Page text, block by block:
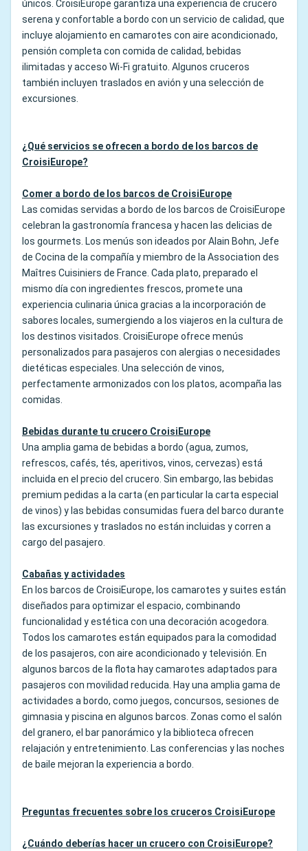
únicos. CroisiEurope garantiza una experiencia de crucero
serena y confortable a bordo con un servicio de calidad, que
incluye alojamiento en camarotes con aire acondicionado,
pensión completa con comida de calidad, bebidas
ilimitadas y acceso Wi-Fi gratuito. Algunos cruceros
también incluyen traslados en avión y una selección de
excursiones.
¿Qué servicios se ofrecen a bordo de los barcos de
CroisiEurope?
Comer a bordo de los barcos de CroisiEurope
Las comidas servidas a bordo de los barcos de CroisiEurope
celebran la gastronomía francesa y hacen las delicias de
los gourmets. Los menús son ideados por Alain Bohn, Jefe
de Cocina de la compañía y miembro de la Association des
Maîtres Cuisiniers de France. Cada plato, preparado el
mismo día con ingredientes frescos, promete una
experiencia culinaria única gracias a la incorporación de
sabores locales, sumergiendo a los viajeros en la cultura de
los destinos visitados. CroisiEurope ofrece menús
personalizados para pasajeros con alergias o necesidades
dietéticas especiales. Una selección de vinos,
perfectamente armonizados con los platos, acompaña las
comidas.
Bebidas durante tu crucero CroisiEurope
Una amplia gama de bebidas a bordo (agua, zumos,
refrescos, cafés, tés, aperitivos, vinos, cervezas) está
incluida en el precio del crucero. Sin embargo, las bebidas
premium pedidas a la carta (en particular la carta especial
de vinos) y las bebidas consumidas fuera del barco durante
las excursiones y traslados no están incluidas y corren a
cargo del pasajero.
Cabañas y actividades
En los barcos de CroisiEurope, los camarotes y suites están
diseñados para optimizar el espacio, combinando
funcionalidad y estética con una decoración acogedora.
Todos los camarotes están equipados para la comodidad
de los pasajeros, con aire acondicionado y televisión. En
algunos barcos de la flota hay camarotes adaptados para
pasajeros con movilidad reducida. Hay una amplia gama de
actividades a bordo, como juegos, concursos, sesiones de
gimnasia y piscina en algunos barcos. Zonas como el salón
del granero, el bar panorámico y la biblioteca ofrecen
relajación y entretenimiento. Las conferencias y las noches
de baile mejoran la experiencia a bordo.
Preguntas frecuentes sobre los cruceros CroisiEurope
¿Cuándo deberías hacer un crucero con CroisiEurope?